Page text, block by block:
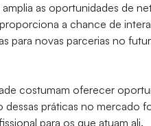
as oportunidades de
a chance de
para novas parcerias no
costumam oferecer
práticas no mercado
para os que atuam ali.